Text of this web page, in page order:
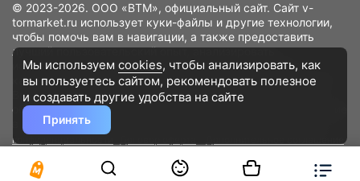
© 2023-2026. ООО «ВТМ», официальный сайт. Сайт v-
tormarket.ru использует куки-файлы и другие технологии,
чтобы помочь вам в навигации, а также предоставить
лучший пользовательский опыт, анализировать
использование наших продуктов и услуг, повысить
качество рекламных и маркетинговых активностей. Если
Вы не хотите, чтобы Ваши пользовательские данные
обрабатывались, пожалуйста, ограничьте их использование
в своём браузере.
конфиденциальности
Разработано DST Global
Мы используем cookies, чтобы анализировать, как
вы пользуетесь сайтом, рекомендовать полезное
и создавать другие удобства на сайте
Принять